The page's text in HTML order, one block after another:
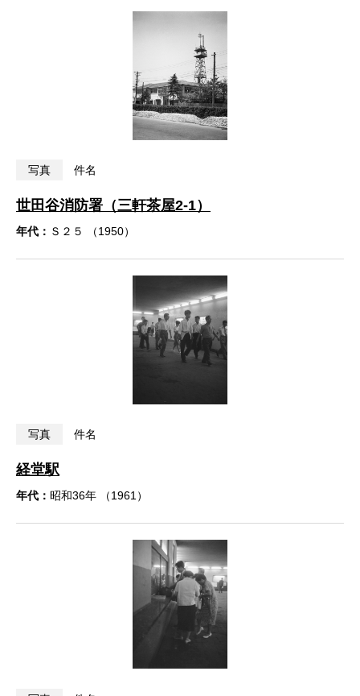
写真 件名
世田谷消防署（三軒茶屋2-1）
年代： Ｓ２５ （1950）
写真 件名
経堂駅
年代： 昭和36年 （1961）